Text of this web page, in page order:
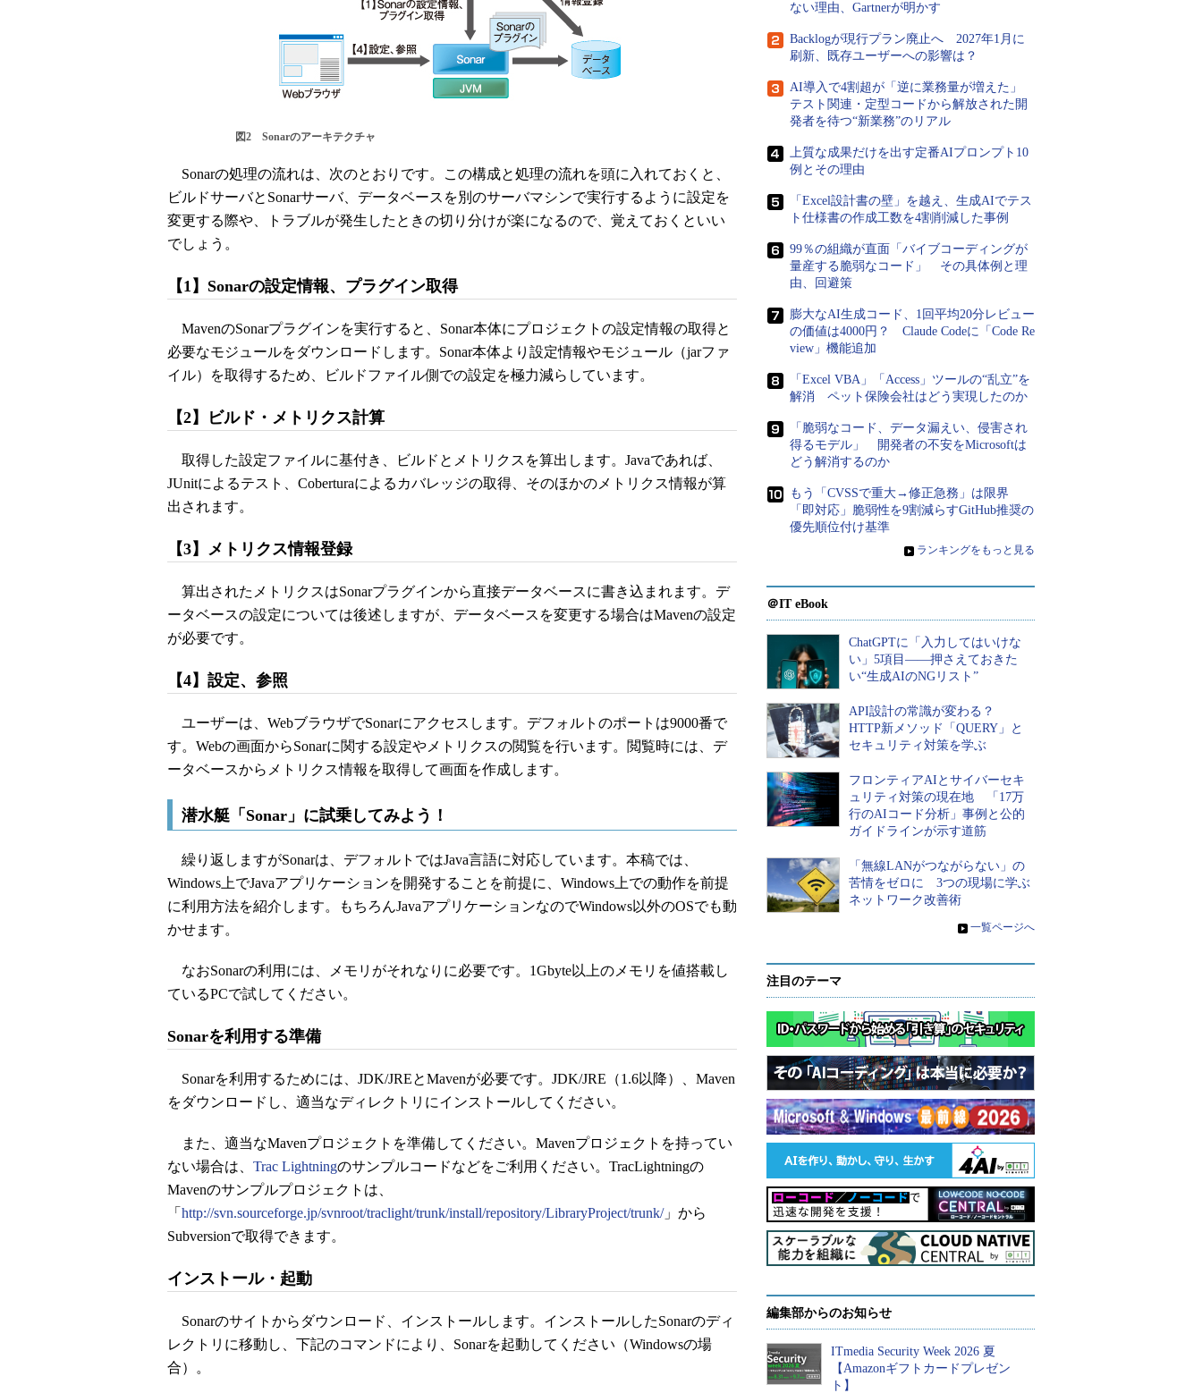
図2 Sonarのアーキテクチャ
Sonarの処理の流れは、次のとおりです。この構成と処理の流れを頭に入れておくと、
ビルドサーバとSonarサーバ、データベースを別のサーバマシンで実行するように設定を
変更する際や、トラブルが発生したときの切り分けが楽になるので、覚えておくといい
でしょう。
【1】Sonarの設定情報、プラグイン取得
MavenのSonarプラグインを実行すると、Sonar本体にプロジェクトの設定情報の取得と
必要なモジュールをダウンロードします。Sonar本体より設定情報やモジュール（jarファ
イル）を取得するため、ビルドファイル側での設定を極力減らしています。
【2】ビルド・メトリクス計算
取得した設定ファイルに基付き、ビルドとメトリクスを算出します。Javaであれば、
JUnitによるテスト、Coberturaによるカバレッジの取得、そのほかのメトリクス情報が算
出されます。
【3】メトリクス情報登録
算出されたメトリクスはSonarプラグインから直接データベースに書き込まれます。デ
ータベースの設定については後述しますが、データベースを変更する場合はMavenの設定
が必要です。
【4】設定、参照
ユーザーは、WebブラウザでSonarにアクセスします。デフォルトのポートは9000番で
す。Webの画面からSonarに関する設定やメトリクスの閲覧を行います。閲覧時には、デ
ータベースからメトリクス情報を取得して画面を作成します。
潜水艇「Sonar」に試乗してみよう！
繰り返しますがSonarは、デフォルトではJava言語に対応しています。本稿では、
Windows上でJavaアプリケーションを開発することを前提に、Windows上での動作を前提
に利用方法を紹介します。もちろんJavaアプリケーションなのでWindows以外のOSでも動
かせます。
なおSonarの利用には、メモリがそれなりに必要です。1Gbyte以上のメモリを値搭載し
ているPCで試してください。
Sonarを利用する準備
Sonarを利用するためには、JDK/JREとMavenが必要です。JDK/JRE（1.6以降）、Maven
をダウンロードし、適当なディレクトリにインストールしてください。
また、適当なMavenプロジェクトを準備してください。Mavenプロジェクトを持ってい
ない場合は、 Trac Lightningのサンプルコードなどをご利用ください。TracLightningの
Mavenのサンプルプロジェクトは、
「 http://svn.sourceforge.jp/svnroot/traclight/trunk/install/repository/LibraryProject/trunk/」から
Subversionで取得できます。
インストール・起動
Sonarのサイトからダウンロード、インストールします。インストールしたSonarのディ
レクトリに移動し、下記のコマンドにより、Sonarを起動してください（Windowsの場
合）。
ない理由、Gartnerが明かす
Backlogが現行プラン廃止へ 2027年1月に
刷新、既存ユーザーへの影響は？
AI導入で4割超が「逆に業務量が増えた」
テスト関連・定型コードから解放された開
発者を待つ“新業務”のリアル
上質な成果だけを出す定番AIプロンプト10
例とその理由
「Excel設計書の壁」を越え、生成AIでテス
ト仕様書の作成工数を4割削減した事例
99％の組織が直面「バイブコーディングが
量産する脆弱なコード」 その具体例と理
由、回避策
膨大なAI生成コード、1回平均20分レビュー
の価値は4000円？ Claude Codeに「Code Re
view」機能追加
「Excel VBA」「Access」ツールの“乱立”を
解消 ペット保険会社はどう実現したのか
「脆弱なコード、データ漏えい、侵害され
得るモデル」 開発者の不安をMicrosoftは
どう解消するのか
もう「CVSSで重大→修正急務」は限界
「即対応」脆弱性を9割減らすGitHub推奨の
優先順位付け基準
» ランキングをもっと見る
＠IT eBook
ChatGPTに「入力してはいけな
い」5項目――押さえておきた
い“生成AIのNGリスト”
API設計の常識が変わる？
HTTP新メソッド「QUERY」と
セキュリティ対策を学ぶ
フロンティアAIとサイバーセキ
ュリティ対策の現在地 「17万
行のAIコード分析」事例と公的
ガイドラインが示す道筋
「無線LANがつながらない」の
苦情をゼロに 3つの現場に学ぶ
ネットワーク改善術
» 一覧ページへ
注目のテーマ
編集部からのお知らせ
ITmedia Security Week 2026 夏
【Amazonギフトカードプレゼン
ト】